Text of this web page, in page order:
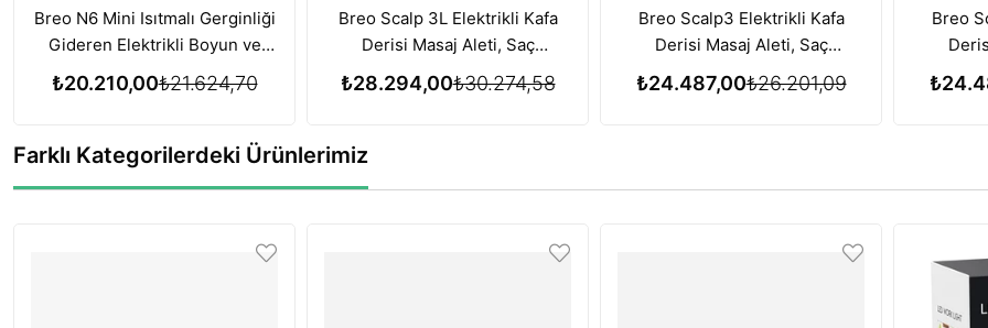
Breo N6 Mini Isıtmalı Gerginliği
Gideren Elektrikli Boyun ve
Omuz Masaj Aleti
₺20.210,00₺21.624,70
Breo Scalp 3L Elektrikli Kafa
Derisi Masaj Aleti, Saç
Büyümesi için Kırmızı Işık
Terapisi Özelliğiyle
₺28.294,00₺30.274,58
Breo Scalp3 Elektrikli Kafa
Derisi Masaj Aleti, Saç
Büyümesi için Kırmızı Işık
Terapisi Özelliği - Gold
₺24.487,00₺26.201,09
Breo
Farklı Kategorilerdeki Ürünlerimiz